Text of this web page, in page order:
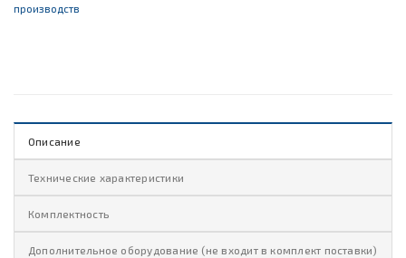
производств
Описание
Технические характеристики
Комплектность
Дополнительное оборудование (не входит в комплект поставки)